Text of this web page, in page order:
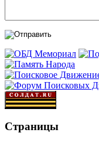
Страницы